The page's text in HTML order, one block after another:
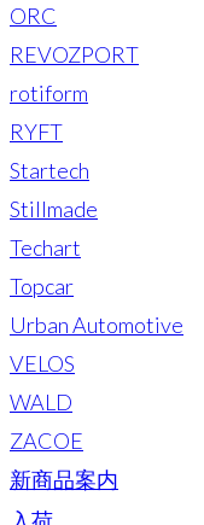
ORC
REVOZPORT
rotiform
RYFT
Startech
Stillmade
Techart
Topcar
Urban Automotive
VELOS
WALD
ZACOE
新商品案内